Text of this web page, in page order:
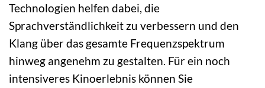
Technologien helfen dabei, die
Sprachverständlichkeit zu verbessern und den
Klang über das gesamte Frequenzspektrum
hinweg angenehm zu gestalten. Für ein noch
intensiveres Kinoerlebnis können Sie